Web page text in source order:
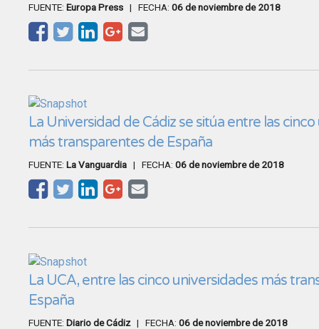
FUENTE: Europa Press | FECHA: 06 de noviembre de 2018
La Universidad de Cádiz se sitúa entre las
más transparentes de España
FUENTE: La Vanguardia | FECHA: 06 de noviembre de 2018
La UCA, entre las cinco universidades más
España
FUENTE: Diario de Cádiz| FECHA: 06 de noviembre de 2018